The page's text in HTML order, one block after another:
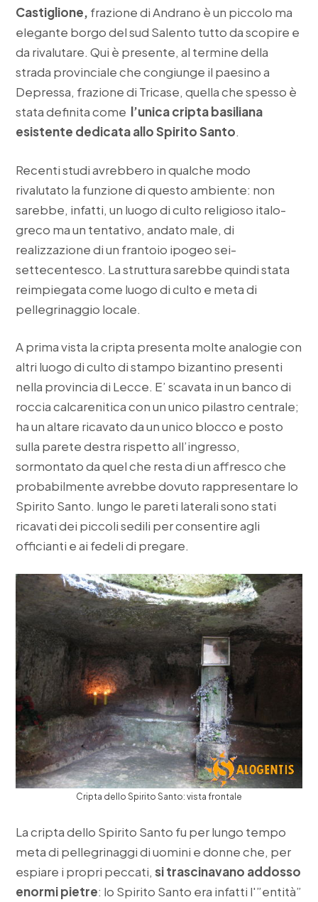
Castiglione, frazione di Andrano è un piccolo ma
elegante borgo del sud Salento tutto da scopire e
da rivalutare. Qui è presente, al termine della
strada provinciale che congiunge il paesino a
Depressa, frazione di Tricase, quella che spesso è
stata definita come l’unica cripta basiliana
esistente dedicata allo Spirito Santo.
Recenti studi avrebbero in qualche modo
rivalutato la funzione di questo ambiente: non
sarebbe, infatti, un luogo di culto religioso italo-
greco ma un tentativo, andato male, di
realizzazione di un frantoio ipogeo sei-
settecentesco. La struttura sarebbe quindi stata
reimpiegata come luogo di culto e meta di
pellegrinaggio locale.
A prima vista la cripta presenta molte analogie con
altri luogo di culto di stampo bizantino presenti
nella provincia di Lecce. E’ scavata in un banco di
roccia calcarenitica con un unico pilastro centrale;
ha un altare ricavato da un unico blocco e posto
sulla parete destra rispetto all’ingresso,
sormontato da quel che resta di un affresco che
probabilmente avrebbe dovuto rappresentare lo
Spirito Santo. lungo le pareti laterali sono stati
ricavati dei piccoli sedili per consentire agli
officianti e ai fedeli di pregare.
Cripta dello Spirito Santo: vista frontale
La cripta dello Spirito Santo fu per lungo tempo
meta di pellegrinaggi di uomini e donne che, per
espiare i propri peccati,si trascinavano addosso
enormi pietre: lo Spirito Santo era infatti l'”entità”